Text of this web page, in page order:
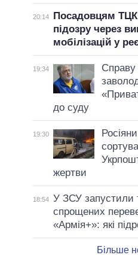
20:14
Посадовцям
підозру через
мобілізацій у
19:34
Справу
до суду
19:30
жертви
18:54 У ЗСУ запустили
спрощених
«Армія+»: які
Більше